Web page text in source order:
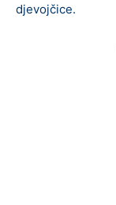
djevojčice.